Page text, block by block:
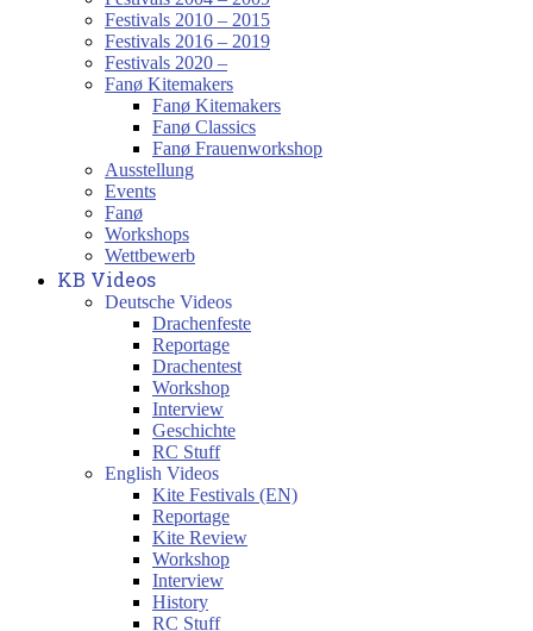
Festivals 2010 – 2015
Festivals 2016 – 2019
Festivals 2020 –
Fanø Kitemakers
Fanø Kitemakers
Fanø Classics
Fanø Frauenworkshop
Ausstellung
Events
Fanø
Workshops
Wettbewerb
KB Videos
Deutsche Videos
Drachenfeste
Reportage
Drachentest
Workshop
Interview
Geschichte
RC Stuff
English Videos
Kite Festivals (EN)
Reportage
Kite Review
Workshop
Interview
History
RC Stuff